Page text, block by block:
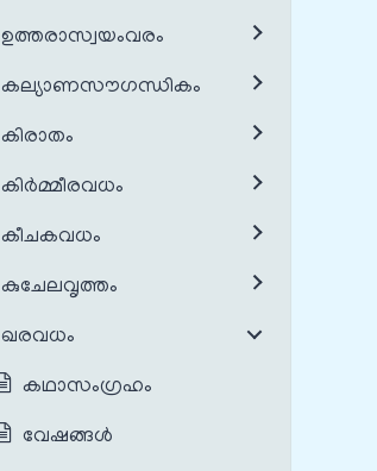
ഉത്തരാസ്വയംവരം
കല്യാണസൗഗന്ധികം
കിരാതം
കിർമ്മീരവധം
കീചകവധം
കുചേലവൃത്തം
ഖരവധം
കഥാസംഗ്രഹം
വേഷങ്ങൾ